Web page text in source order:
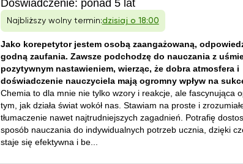
Doświadczenie: ponad 5 lat
Najbliższy wolny termin:dzisiaj o 18:00
Jako korepetytor jestem osobą zaangażowaną,
godną zaufania. Zawsze podchodzę do nauczania z
pozytywnym nastawieniem, wierząc, że dobra atmosfera i
doświadczenie nauczyciela mają ogromny wpływ na
Chemia to dla mnie nie tylko wzory i reakcje, ale fascynująca
tym, jak działa świat wokół nas. Stawiam na proste i
tłumaczenie nawet najtrudniejszych zagadnień. Potrafię
sposób nauczania do indywidualnych potrzeb ucznia, dzięki
staje się efektywna i be...